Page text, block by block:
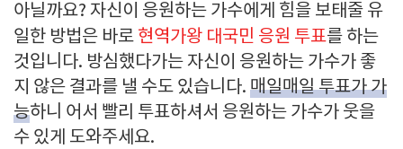
아닐까요? 자신이 응원하는 가수에게 힘을 보태줄 유
일한 방법은 바로 현역가왕 대국민 응원 투표를 하는
것입니다. 방심했다가는 자신이 응원하는 가수가 좋
지 않은 결과를 낼 수도 있습니다. 매일매일 투표가 가
능하니 어서 빨리 투표하셔서 응원하는 가수가 웃을
수 있게 도와주세요.